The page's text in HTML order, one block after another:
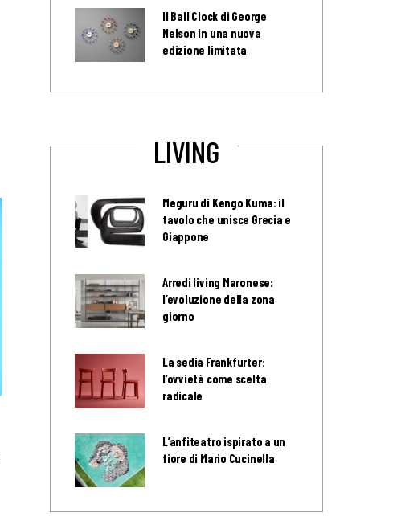
Il Ball Clock di George
Nelson in una nuova
edizione limitata
LIVING
Meguru di Kengo Kuma: il
tavolo che unisce Grecia e
Giappone
Arredi living Maronese:
l’evoluzione della zona
giorno
La sedia Frankfurter:
l’ovvietà come scelta
radicale
L’anfiteatro ispirato a un
fiore di Mario Cucinella